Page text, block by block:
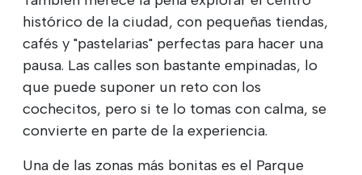
histórico de la ciudad, con pequeñas tiendas,
cafés y "pastelarias" perfectas para hacer una
pausa. Las calles son bastante empinadas, lo
que puede suponer un reto con los
cochecitos, pero si te lo tomas con calma, se
convierte en parte de la experiencia.
Una de las zonas más bonitas es el Parque